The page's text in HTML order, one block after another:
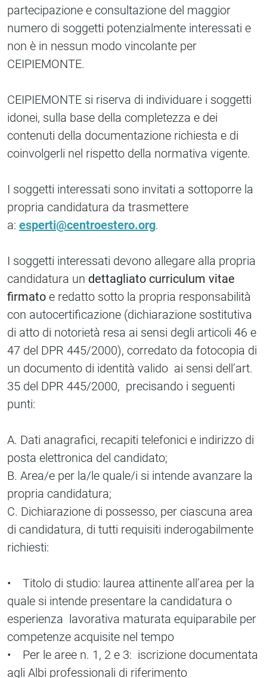
partecipazione e consultazione del maggior
numero di soggetti potenzialmente interessati e
non è in nessun modo vincolante per
CEIPIEMONTE.
CEIPIEMONTE si riserva di individuare i soggetti
idonei, sulla base della completezza e dei
contenuti della documentazione richiesta e di
coinvolgerli nel rispetto della normativa vigente.
I soggetti interessati sono invitati a sottoporre la
propria candidatura da trasmettere
a: esperti@centroestero.org.
I soggetti interessati devono allegare alla propria
candidatura un dettagliato curriculum vitae
firmato e redatto sotto la propria responsabilità
con autocertificazione (dichiarazione sostitutiva
di atto di notorietà resa ai sensi degli articoli 46 e
47 del DPR 445/2000), corredato da fotocopia di
un documento di identità valido ai sensi dell’art.
35 del DPR 445/2000, precisando i seguenti
punti:
A. Dati anagrafici, recapiti telefonici e indirizzo di
posta elettronica del candidato;
B. Area/e per la/le quale/i si intende avanzare la
propria candidatura;
C. Dichiarazione di possesso, per ciascuna area
di candidatura, di tutti requisiti inderogabilmente
richiesti:
• Titolo di studio: laurea attinente all’area per la
quale si intende presentare la candidatura o
esperienza lavorativa maturata equiparabile per
competenze acquisite nel tempo
• Per le aree n. 1, 2 e 3: iscrizione documentata
agli Albi professionali di riferimento